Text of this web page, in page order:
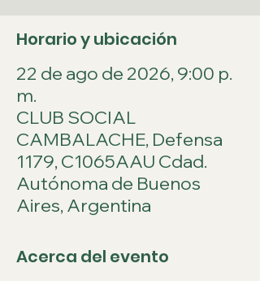
Horario y ubicación
22 de ago de 2026, 9:00 p.
m.
CLUB SOCIAL
CAMBALACHE, Defensa
1179, C1065AAU Cdad.
Autónoma de Buenos
Aires, Argentina
Acerca del evento